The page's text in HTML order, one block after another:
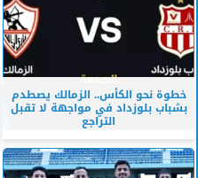
خطوة نحو الكأس.. الزمالك يصطدم
بشباب بلوزداد في مواجهة لا تقبل
التراجع